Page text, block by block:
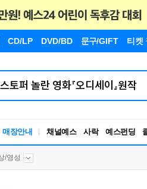
CD/LP DVD/BD 문구/GIFT 티켓
매장안내 채널예스 사락 예스펀딩
/영성